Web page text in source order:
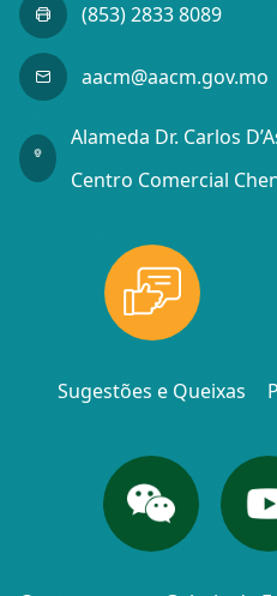
(853) 2833 8089
aacm@aacm.gov.mo
Alameda Dr. Carlos
Centro Comercial
Sugestões e Queixas